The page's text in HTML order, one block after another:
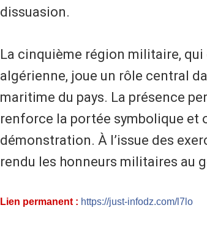
dissuasion.
La cinquième région militaire,
algérienne, joue un rôle central
maritime du pays. La présence
renforce la portée symbolique et
démonstration. À l’issue des
rendu les honneurs militaires au
Lien permanent : https://just-infodz.com/l7lo